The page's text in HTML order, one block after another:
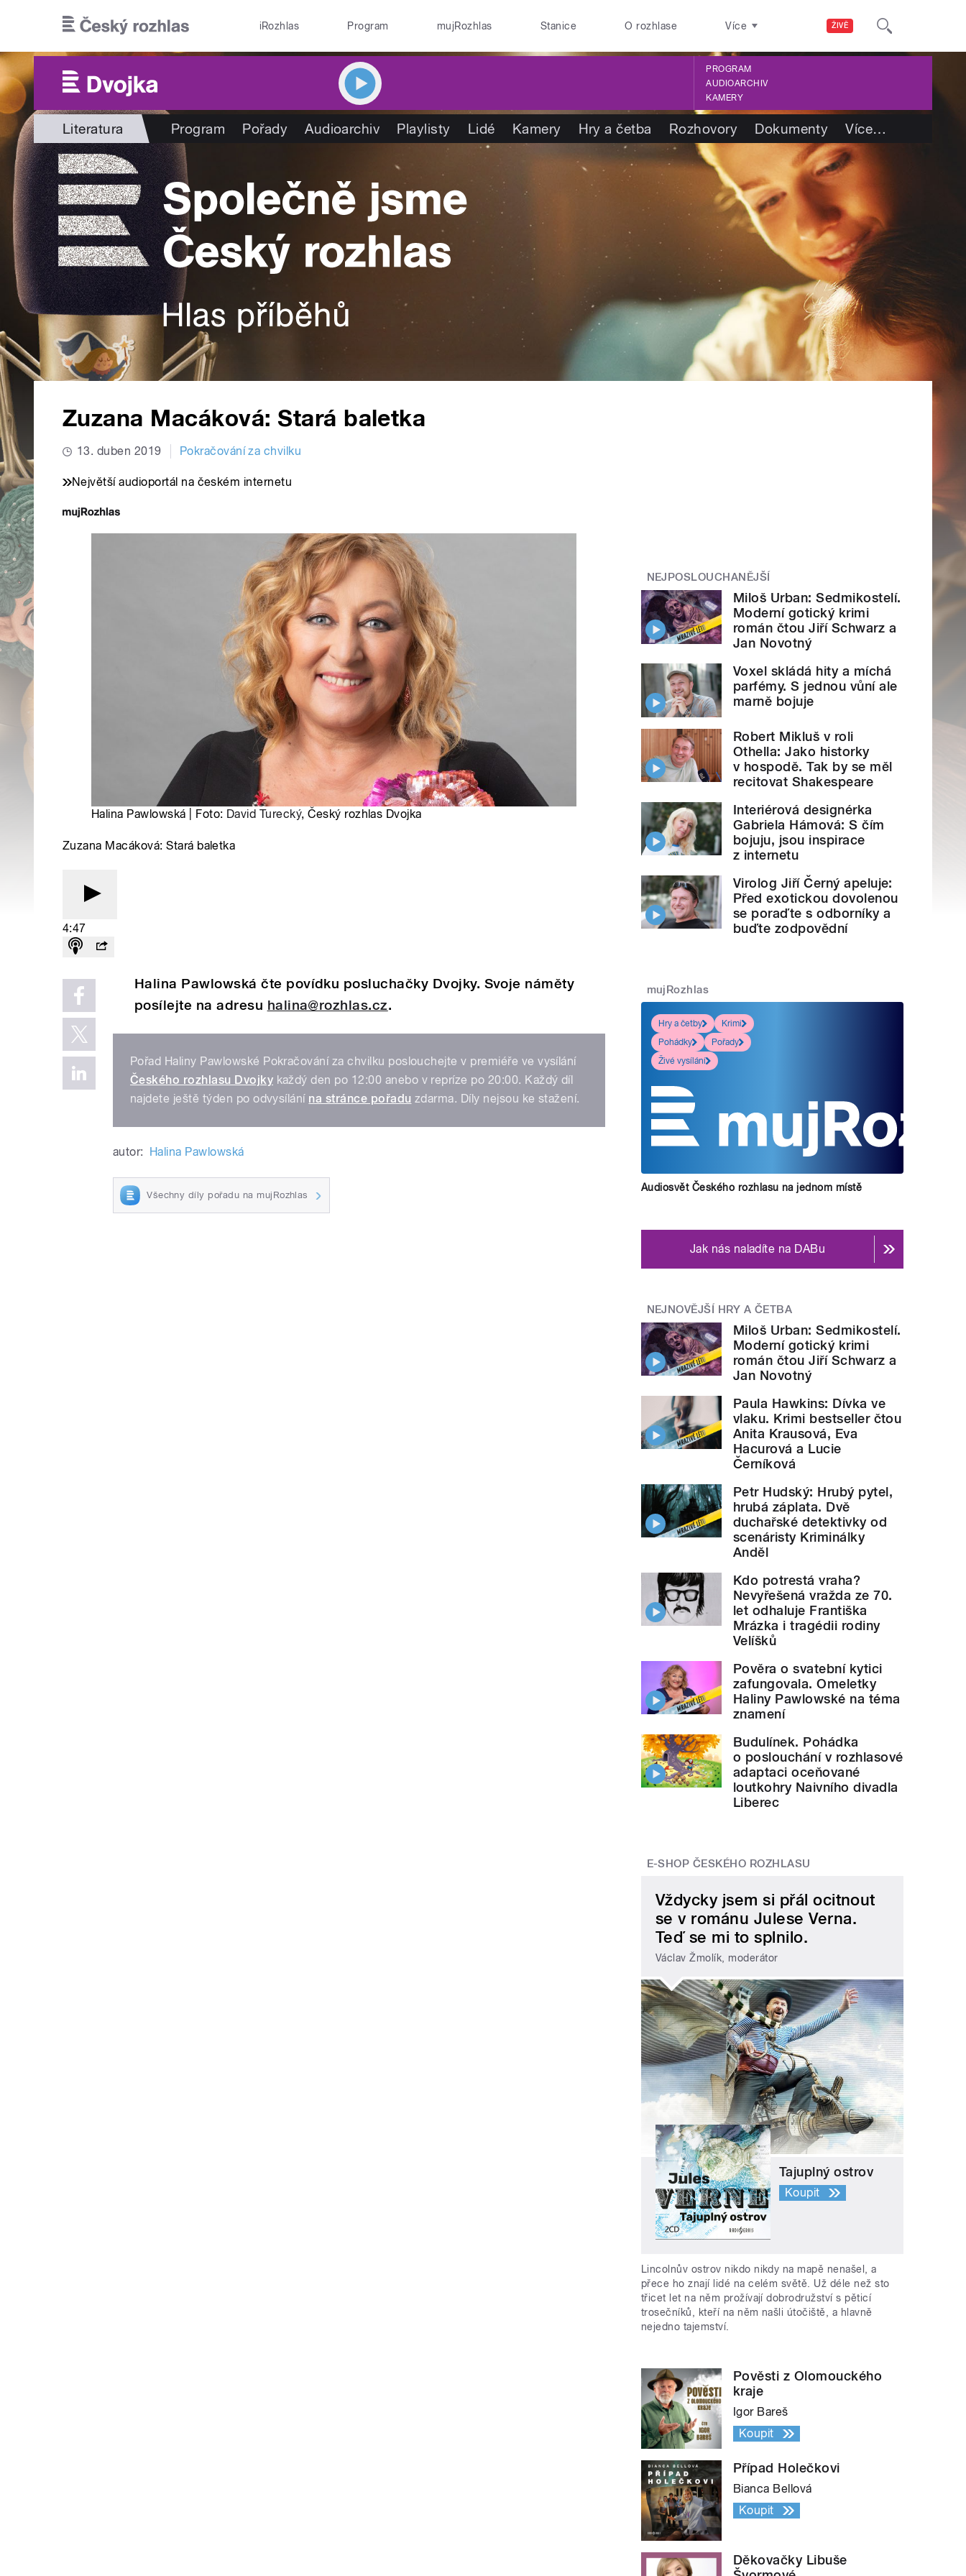
ŽIVĚ
iRozhlas Program mujRozhlas Stanice O rozhlase Více
PROGRAM
AUDIOARCHIV
KAMERY
Literatura Program Pořady Audioarchiv Playlisty Lidé Kamery Hry a četba Rozhovory Dokumenty Více…
Zuzana Macáková: Stará baletka
13. duben 2019 Pokračování za chvilku
Největší audioportál na českém internetu
Halina Pawlowská | Foto: David Turecký, Český rozhlas Dvojka
Zuzana Macáková: Stará baletka
4:47
Halina Pawlowská čte povídku posluchačky Dvojky. Svoje náměty
posílejte na adresu halina@rozhlas.cz.
Pořad Haliny Pawlowské Pokračování za chvilku poslouchejte v premiéře ve vysílání
Českého rozhlasu Dvojky každý den po 12:00 anebo v repríze po 20:00. Každý díl
najdete ještě týden po odvysílání na stránce pořadu zdarma. Díly nejsou ke stažení.
autor: Halina Pawlowská
Všechny díly pořadu na mujRozhlas
NEJPOSLOUCHANĚJŠÍ
Miloš Urban: Sedmikostelí.
Moderní gotický krimi
román čtou Jiří Schwarz a
Jan Novotný
Voxel skládá hity a míchá
parfémy. S jednou vůní ale
marně bojuje
Robert Mikluš v roli
Othella: Jako historky
v hospodě. Tak by se měl
recitovat Shakespeare
Interiérová designérka
Gabriela Hámová: S čím
bojuju, jsou inspirace
z internetu
Virolog Jiří Černý apeluje:
Před exotickou dovolenou
se poraďte s odborníky a
buďte zodpovědní
mujRozhlas
Hry a četby
Krimi
Pohádky
Pořady
Živé vysílání
Audiosvět Českého rozhlasu na jednom místě
Jak nás naladíte na DABu
NEJNOVĚJŠÍ HRY A ČETBA
Miloš Urban: Sedmikostelí.
Moderní gotický krimi
román čtou Jiří Schwarz a
Jan Novotný
Paula Hawkins: Dívka ve
vlaku. Krimi bestseller čtou
Anita Krausová, Eva
Hacurová a Lucie
Černíková
Petr Hudský: Hrubý pytel,
hrubá záplata. Dvě
duchařské detektivky od
scenáristy Kriminálky
Anděl
Kdo potrestá vraha?
Nevyřešená vražda ze 70.
let odhaluje Františka
Mrázka i tragédii rodiny
Velíšků
Pověra o svatební kytici
zafungovala. Omeletky
Haliny Pawlowské na téma
znamení
Budulínek. Pohádka
o poslouchání v rozhlasové
adaptaci oceňované
loutkohry Naivního divadla
Liberec
E-SHOP ČESKÉHO ROZHLASU
Vždycky jsem si přál ocitnout
se v románu Julese Verna.
Teď se mi to splnilo.
Václav Žmolík, moderátor
Tajuplný ostrov
Koupit
Lincolnův ostrov nikdo nikdy na mapě nenašel, a
přece ho znají lidé na celém světě. Už déle než sto
třicet let na něm prožívají dobrodružství s pěticí
trosečníků, kteří na něm našli útočiště, a hlavně
nejedno tajemství.
Pověsti z Olomouckého
kraje
Igor Bareš
Koupit
Případ Holečkovi
Bianca Bellová
Koupit
Děkovačky Libuše